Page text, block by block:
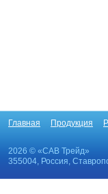
Главная Продукция
2026 © «САВ Трейд»
355004, Россия,